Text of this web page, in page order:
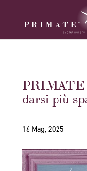
PRIMATE
darsi più
16 Mag, 2025